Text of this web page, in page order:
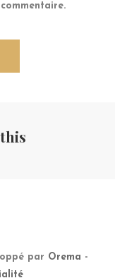
par Orema -